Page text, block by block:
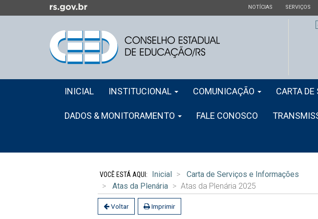
para
ESTADO
NOTÍCIAS ESTADO
SERVIÇOS
INICIAL INSTITUCIONAL COMUNICAÇÃO CARTA
DADOS & MONITORAMENTO FALE CONOSCO
Inicial
Carta de Serviços e Informações
Atas da Plenária
Atas da Plenária 2025
Voltar Imprimir